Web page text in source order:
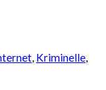
, Kriminelle